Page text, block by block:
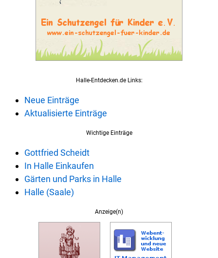
Halle-Entdecken.de Links:
Neue Einträge
Aktualisierte Einträge
Wichtige Einträge
Gottfried Scheidt
In Halle Einkaufen
Gärten und Parks in Halle
Halle (Saale)
Anzeige(n)